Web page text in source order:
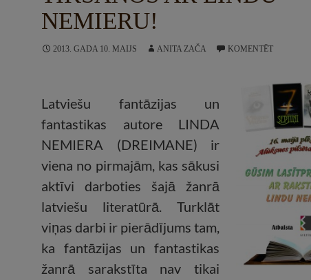
NEMIERU!
2013. GADA 10. MAIJS ANITA ZAČA KOMENTĒT
Latviešu fantāzijas un
fantastikas autore LINDA
NEMIERA (DREIMANE) ir
viena no pirmajām, kas sākusi
aktīvi darboties šajā žanrā
latviešu literatūrā. Turklāt
viņas darbi ir pierādījums tam,
ka fantāzijas un fantastikas
žanrā sarakstīta nav tikai